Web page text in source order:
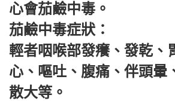
心會茄鹼中毒。
茄鹼中毒症狀：
輕者咽喉部發癢、發乾、
心、嘔吐、腹痛、伴頭暈
散大等。